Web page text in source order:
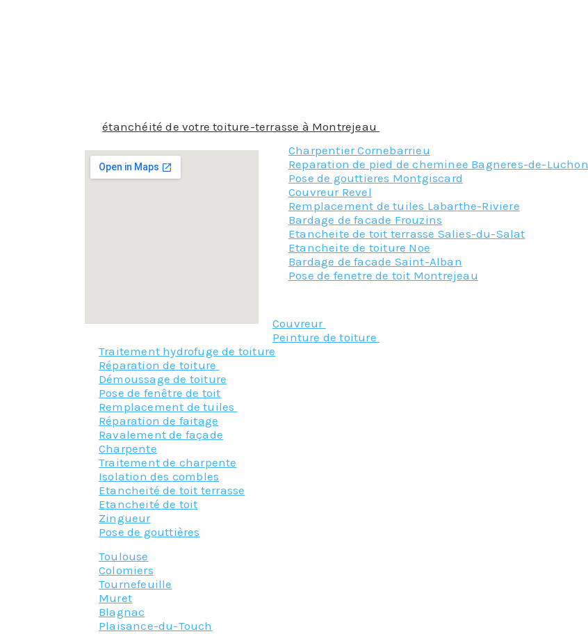
Que l’étanchéité de votre toiture-terrasse à Montrejeau
Charpentier Cornebarrieu
Reparation de pied de cheminee Bagneres-de-Luchon
Pose de gouttieres Montgiscard
Couvreur Revel
Remplacement de tuiles Labarthe-Riviere
Bardage de facade Frouzins
Etancheite de toit terrasse Salies-du-Salat
Etancheite de toiture Noe
Bardage de facade Saint-Alban
Pose de fenetre de toit Montrejeau
Couvreur
Peinture de toiture
Traitement hydrofuge de toiture
Réparation de toiture
Démoussage de toiture
Pose de fenêtre de toit
Remplacement de tuiles
Réparation de faitage
Ravalement de façade
Charpente
Traitement de charpente
Isolation des combles
Etancheité de toit terrasse
Etancheité de toit
Zingueur
Pose de gouttières
Toulouse
Colomiers
Tournefeuille
Muret
Blagnac
Plaisance-du-Touch